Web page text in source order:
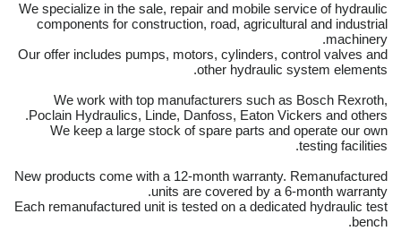
We specialize in the sale, repair and mobile service of hydraulic
components for construction, road, agricultural and industrial
machinery.
Our offer includes pumps, motors, cylinders, control valves and
other hydraulic system elements.
We work with top manufacturers such as Bosch Rexroth,
Poclain Hydraulics, Linde, Danfoss, Eaton Vickers and others.
We keep a large stock of spare parts and operate our own
testing facilities.
New products come with a 12-month warranty. Remanufactured
units are covered by a 6-month warranty.
Each remanufactured unit is tested on a dedicated hydraulic test
bench.